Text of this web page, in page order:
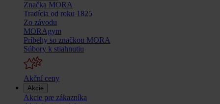
Značka MORA
Tradícia od roku 1825
Zo závodu
MORAgym
Príbehy so značkou MORA
Súbory k stiahnutiu
Akční ceny
Akcie
Akcie pre zákazníka